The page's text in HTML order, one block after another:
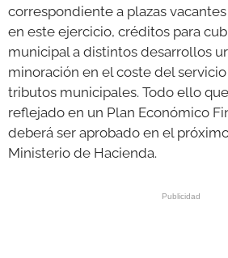
correspondiente a plazas
en este ejercicio, créditos para
municipal a distintos desarrollos
minoración en el coste del
tributos municipales. Todo ello
reflejado en un Plan Económico
deberá ser aprobado en el
Ministerio de Hacienda.